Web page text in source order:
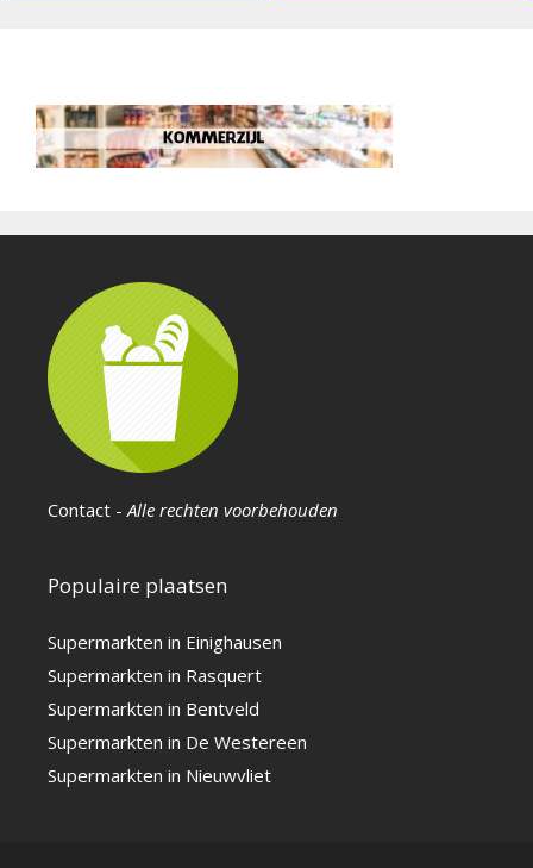
Contact - Alle rechten voorbehouden
Populaire plaatsen
Supermarkten in Einighausen
Supermarkten in Rasquert
Supermarkten in Bentveld
Supermarkten in De Westereen
Supermarkten in Nieuwvliet